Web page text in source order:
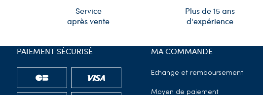
Service
après vente
Plus de 15 ans
d'expérience
MA COMMANDE
Echange et remboursement
Moyen de paiement
PAIEMENT SÉCURISÉ